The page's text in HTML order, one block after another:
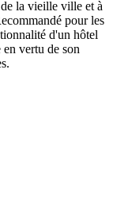
la vieille ville et à
pour les
d'un hôtel
vertu de son